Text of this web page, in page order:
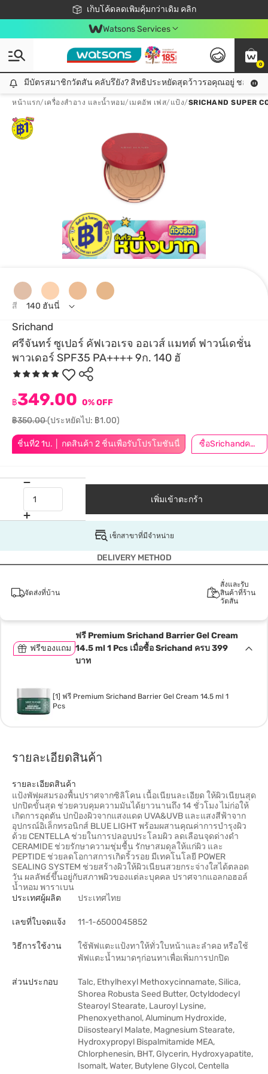
เก็บโค้ดลดเพิ่มคุ้มกว่าเดิม คลิก
ชอปออนไลน์ครั้งแรก ลดเพิ่มจุก ๆ 10%! 🎉
📦ส่งฟรี! เมื่อชอป 499฿
สมาชิกวัตสัน คลับดียังไง?
Watsons Services
0
มีบัตรสมาชิกวัตสัน คลับรึยัง? สิทธิประหยัดสุดว้าวรอคุณอยู่ ชอปคุ้มกว่าเดิม คลิก!
มีบัตรสมาชิกวัตสัน คลับรึยัง? สิทธิประหยัดสุดว้าวรอคุณอยู่ ชอปคุ้มก
หน้าแรก/ เครื่องสำอาง และน้ำหอม/ เมคอัพ เฟส/ แป้ง/SRICHAND SUPER
Srichand
ศรีจันทร์ ซูเปอร์ คัฟเวอเรจ ออเวส์ แมทต์ ฟาวน์เดชั่น
พาวเดอร์ SPF35 PA++++ 9ก. 140 ฮั
ชิ้นที่2 1บ. │ กดสินค้า 2 ชิ้นเพื่อรับโปรโมชันนี้ ซื้อSrichandครบ399ลด40.-
฿349.00 0% OFF
฿350.00(ประหยัดไป: ฿1.00)
สี 140 ฮันนี่
เพิ่มเข้าตะกร้า
เช็กสาขาที่มีจำหน่าย
DELIVERY METHOD
จัดส่งที่บ้าน
สั่งและรับ
สินค้าที่ร้าน
วัตสัน
ฟรีของแถม
ฟรี Premium Srichand Barrier Gel Cream
14.5 ml 1 Pcs เมื่อซื้อ Srichand ครบ 399
บาท
[1] ฟรี Premium Srichand Barrier Gel Cream 14.5 ml 1
Pcs
รายละเอียดสินค้า
รายละเอียดสินค้า
แป้งพัฟผสมรองพื้นปราศจากซิลิโคน เนื้อเนียนละเอียด ให้ผิวเนียนสุด
ปกปิดขั้นสุด ช่วยควบคุมความมันได้ยาวนานถึง 14 ชั่วโมง ไม่ก่อให้
เกิดการอุดตัน ปกป้องผิวจากแสงแดด UVA&UVB และแสงสีฟ้าจาก
อุปกรณ์อิเล็กทรอนิกส์ BLUE LIGHT พร้อมผสานคุณค่าการบำรุงผิว
ด้วย CENTELLA ช่วยในการปลอบประโลมผิว ลดเลือนจุดด่างดำ
CERAMIDE ช่วยรักษาความชุ่มชื้น รักษาสมดุลให้แก่ผิว และ
PEPTIDE ช่วยลดโอกาสการเกิดริ้วรอย มีเทคโนโลยี POWER
SEALING SYSTEM ช่วยสร้างผิวให้ผิวเนียนสวยกระจ่างใสได้ตลอด
วัน ผลลัพธ์ขึ้นอยู่กับสภาพผิวของแต่ละบุคคล ปราศจากแอลกอฮอล์
น้ำหอม พาราเบน
ประเทศผู้ผลิต
ประเทศไทย
เลขที่ใบจดแจ้ง 11-1-6500045852
วิธีการใช้งาน
ใช้พัฟแตะแป้งทาให้ทั่วใบหน้าและลำคอ หรือใช้
พัฟแตะน้ำหมาดๆก่อนทาเพื่อเพิ่มการปกปิด
ส่วนประกอบ
Talc, Ethylhexyl Methoxycinnamate, Silica,
Shorea Robusta Seed Butter, Octyldodecyl
Stearoyl Stearate, Lauroyl Lysine,
Phenoxyethanol, Aluminum Hydroxide,
Diisostearyl Malate, Magnesium Stearate,
Hydroxypropyl Bispalmitamide MEA,
Chlorphenesin, BHT, Glycerin, Hydroxyapatite,
Isomalt, Water, Butylene Glycol, Centella